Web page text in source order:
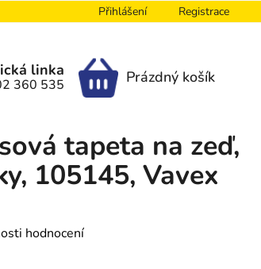
Přihlášení Registrace
NÁKUPNÍ
KOŠÍK
Prázdný košík
linka
360 535
tapeta na zeď,
105145, Vavex
hodnocení